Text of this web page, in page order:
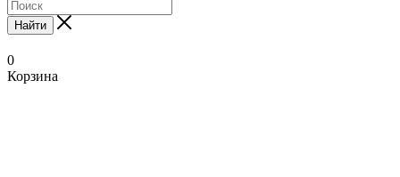
Найти
0
Корзина